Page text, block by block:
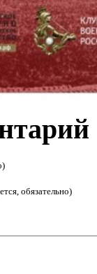
обязательно)